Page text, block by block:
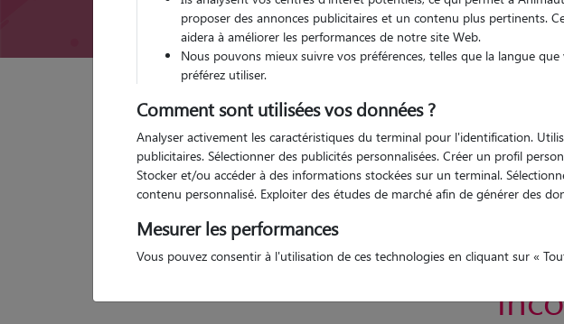
Garde d'animaux Castration chat : prix, avantages inconvénients, effets santé
Catégories de cette pageSanté Chat
Article publié le 21/01/2025 et mis à jour le 10/09/2025
Faire castrer son
proposer des annonces publicitaires et un contenu plus pertinents.
aidera à améliorer les performances de notre site Web.
Nous pouvons mieux suivre vos préférences, telles que la langue que
préférez utiliser.
Comment sont utilisées vos données ?
Analyser activement les caractéristiques du terminal pour l'identification.
publicitaires. Sélectionner des publicités personnalisées. Créer un profil
Stocker et/ou accéder à des informations stockées sur un terminal.
contenu personnalisé. Exploiter des études de marché afin de générer des
Mesurer les performances
Vous pouvez consentir à l'utilisation de ces technologies en cliquant sur «